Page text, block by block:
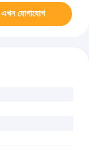
এখন যোগাযোগ